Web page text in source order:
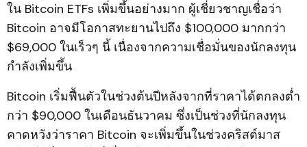
ใน Bitcoin ETFs เพิ่มขึ้นอย่างมาก ผู้เชี่ยวชาญเชื่อว่า
Bitcoin อาจมีโอกาสทะยานไปถึง $100,000 มากกว่า
$69,000 ในเร็วๆ นี้ เนื่องจากความเชื่อมั่นของนักลงทุน
กำลังเพิ่มขึ้น
Bitcoin เริ่มฟื้นตัวในช่วงต้นปีหลังจากที่ราคาได้ตกลงต่ำ
กว่า $90,000 ในเดือนธันวาคม ซึ่งเป็นช่วงที่นักลงทุน
คาดหวังว่าราคา Bitcoin จะเพิ่มขึ้นในช่วงคริสต์มาส